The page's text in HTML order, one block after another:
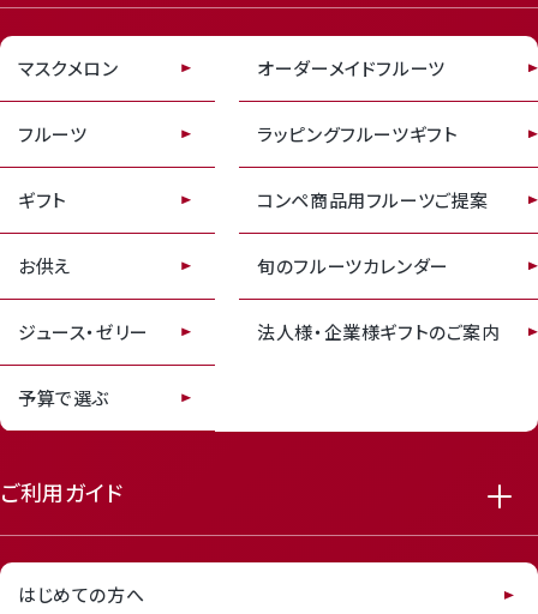
receipt_long contact_support
マスクメロン
フルーツ
ギフト
お供え
ジュース・ゼリー
予算で選ぶ
オーダーメイドフルーツ
ラッピングフルーツギフト
コンペ商品用フルーツご提案
旬のフルーツカレンダー
法人様・企業様ギフトのご案内
ご利用ガイド
はじめての方へ